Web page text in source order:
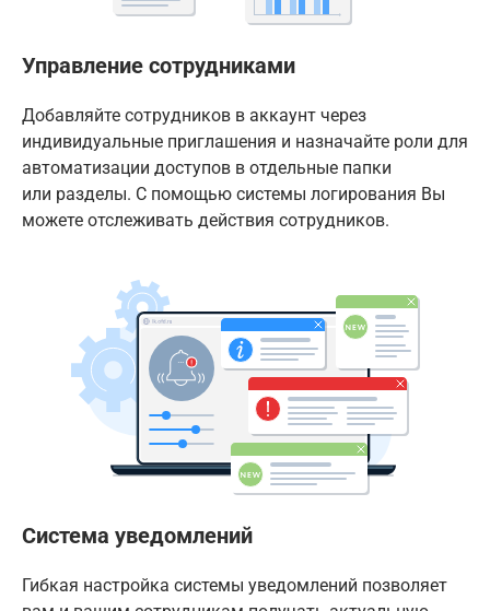
Управление сотрудниками
Добавляйте сотрудников в аккаунт через
индивидуальные приглашения и назначайте роли для
автоматизации доступов в отдельные папки
или разделы. С помощью системы логирования Вы
можете отслеживать действия сотрудников.
Система уведомлений
Гибкая настройка системы уведомлений позволяет